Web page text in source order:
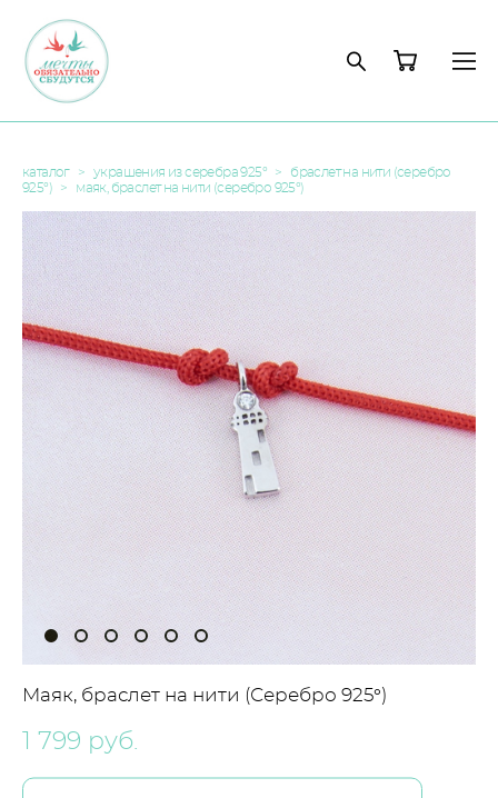
каталог > украшения из серебра 925° >
браслет на нити (серебро
925°)
> маяк, браслет на нити (серебро 925°)
Маяк, браслет на нити (Серебро 925°)
1 799 pуб.